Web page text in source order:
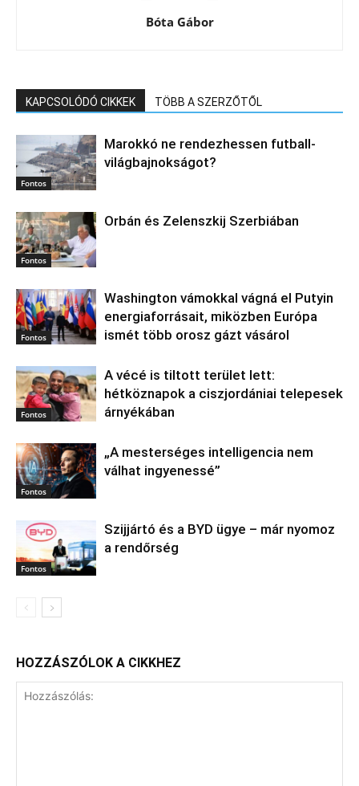
Bóta Gábor
KAPCSOLÓDÓ CIKKEK TÖBB A SZERZŐTŐL
Fontos
Marokkó ne rendezhessen futball-
világbajnokságot?
Fontos
Orbán és Zelenszkij Szerbiában
Fontos
Washington vámokkal vágná el Putyin
energiaforrásait, miközben Európa
ismét több orosz gázt vásárol
Fontos
A vécé is tiltott terület lett:
hétköznapok a ciszjordániai telepesek
árnyékában
Fontos
„A mesterséges intelligencia nem
válhat ingyenessé”
Fontos
Szijjártó és a BYD ügye – már nyomoz
a rendőrség
HOZZÁSZÓLOK A CIKKHEZ